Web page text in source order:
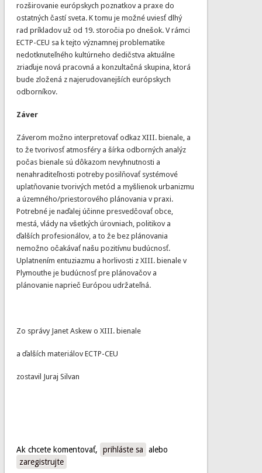
rozširovanie európskych poznatkov a praxe do
ostatných častí sveta. K tomu je možné uviesť dlhý
rad príkladov už od 19. storočia po dnešok. V rámci
ECTP-CEU sa k tejto významnej problematike
nedotknuteľného kultúrneho dedičstva aktuálne
zriaďuje nová pracovná a konzultačná skupina, ktorá
bude zložená z najerudovanejších európskych
odborníkov.
Záver
Záverom možno interpretovať odkaz XIII. bienale, a
to že tvorivosť atmosféry a šírka odborných analýz
počas bienale sú dôkazom nevyhnutnosti a
nenahraditeľnosti potreby posilňovať systémové
uplatňovanie tvorivých metód a myšlienok urbanizmu
a územného/priestorového plánovania v praxi.
Potrebné je naďalej účinne presvedčovať obce,
mestá, vlády na všetkých úrovniach, politikov a
ďalších profesionálov, a to že bez plánovania
nemožno očakávať našu pozitívnu budúcnosť.
Uplatnením entuziazmu a horlivosti z XIII. bienale v
Plymouthe je budúcnosť pre plánovačov a
plánovanie naprieč Európou udržateľná.
Zo správy Janet Askew o XIII. bienale
a ďalších materiálov ECTP-CEU
zostavil Juraj Silvan
Ak chcete komentovať, prihláste sa
alebo
zaregistrujte